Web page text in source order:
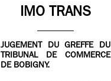
IMO TRANS
JUGEMENT DU GREFFE DU
TRIBUNAL DE COMMERCE
DE BOBIGNY.